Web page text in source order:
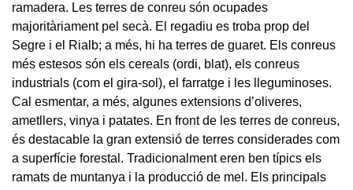
ramadera. Les terres de conreu són ocupades
majoritàriament pel secà. El regadiu es troba prop del
Segre i el Rialb; a més, hi ha terres de guaret. Els conreus
més estesos són els cereals (ordi, blat), els conreus
industrials (com el gira-sol), el farratge i les lleguminoses.
Cal esmentar, a més, algunes extensions d’oliveres,
ametllers, vinya i patates. En front de les terres de conreus,
és destacable la gran extensió de terres considerades com
a superfície forestal. Tradicionalment eren ben típics els
ramats de muntanya i la producció de mel. Els principals